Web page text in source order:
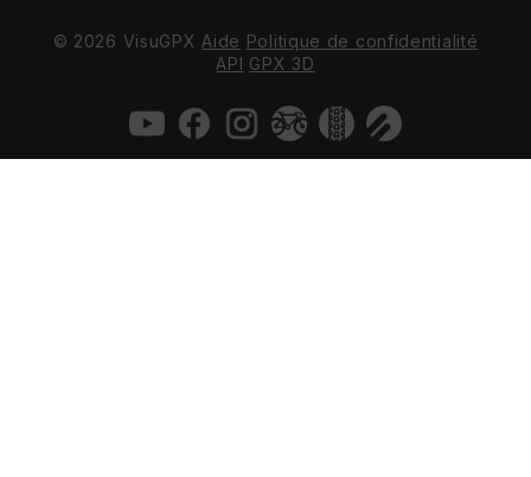
© 2026 VisuGPX Aide Politique de confidentialité
API GPX 3D